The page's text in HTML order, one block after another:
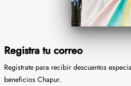
Registra tu correo
Registrate para recibir descuentos
beneficios Chapur.